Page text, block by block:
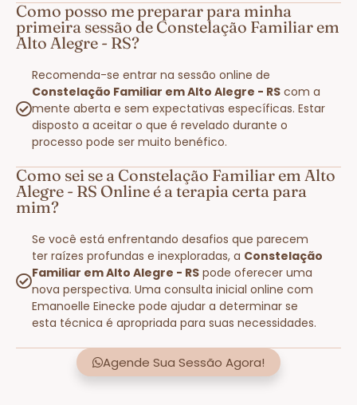
Como posso me preparar para minha
primeira sessão de Constelação Familiar em
Alto Alegre - RS?
Recomenda-se entrar na sessão online de
Constelação Familiar em Alto Alegre - RS com a
mente aberta e sem expectativas específicas. Estar
disposto a aceitar o que é revelado durante o
processo pode ser muito benéfico.
Como sei se a Constelação Familiar em Alto
Alegre - RS Online é a terapia certa para
mim?
Se você está enfrentando desafios que parecem
ter raízes profundas e inexploradas, a Constelação
Familiar em Alto Alegre - RS pode oferecer uma
nova perspectiva. Uma consulta inicial online com
Emanoelle Einecke pode ajudar a determinar se
esta técnica é apropriada para suas necessidades.
Agende Sua Sessão Agora!